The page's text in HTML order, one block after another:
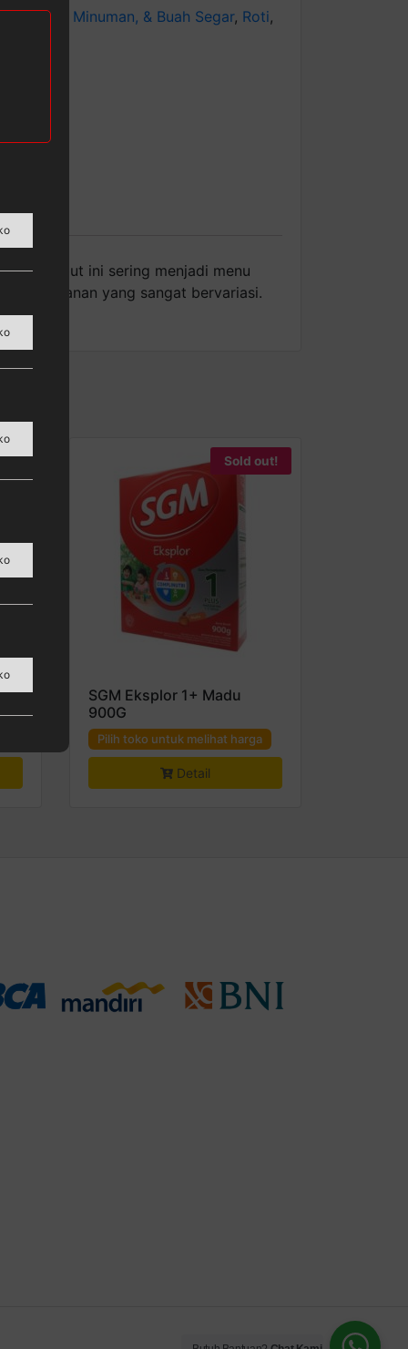
Makanan, Minuman, & Buah Segar, Roti,
lembut ini sering menjadi menu
makanan yang sangat bervariasi.
Sold out!
SGM Eksplor 1+ Madu
900G
Pilih toko untuk melihat harga
Detail